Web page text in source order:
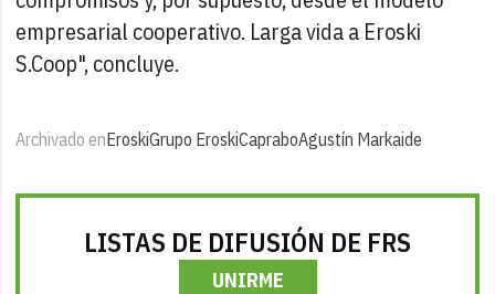
empresarial cooperativo. Larga vida a Eroski
S.Coop", concluye.
Archivado enEroskiGrupo EroskiCapraboAgustín Markaide
LISTAS DE DIFUSIÓN DE FRS
UNIRME